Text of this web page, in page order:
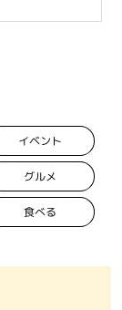
イベント
グルメ
食べる